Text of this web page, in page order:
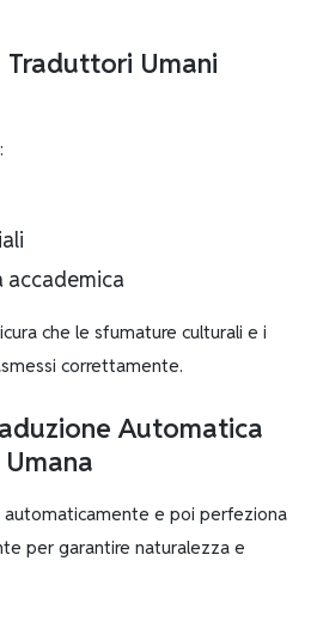
Umani
accademica
che le sfumature culturali e i
correttamente.
Automatica
automaticamente e poi perfeziona
per garantire naturalezza e